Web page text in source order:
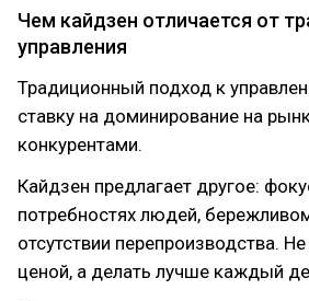
Чем кайдзен отличается от
управления
Традиционный подход к
ставку на доминирование на
конкурентами.
Кайдзен предлагает другое:
потребностях людей,
отсутствии перепроизводства.
ценой, а делать лучше каждый